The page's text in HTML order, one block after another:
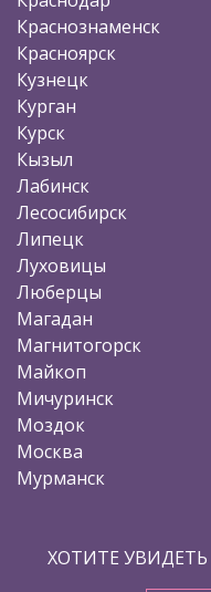
Краснознаменск
Красноярск
Кузнецк
Курган
Курск
Кызыл
Лабинск
Лесосибирск
Липецк
Луховицы
Люберцы
Магадан
Магнитогорск
Майкоп
Мичуринск
Моздок
Москва
Мурманск
ХОТИТЕ